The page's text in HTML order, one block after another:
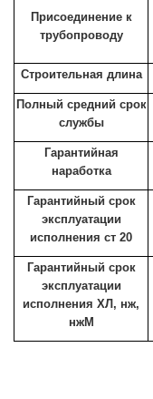
Присоединение к
трубопроводу
Строительная длина
Полный средний срок
службы
Гарантийная
наработка
Гарантийный срок
эксплуатации
исполнения ст 20
Гарантийный срок
эксплуатации
исполнения ХЛ, нж,
нжМ